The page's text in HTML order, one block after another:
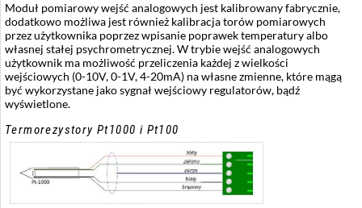
Moduł pomiarowy wejść analogowych jest kalibrowany fabrycznie,
dodatkowo możliwa jest również kalibracja torów pomiarowych
przez użytkownika poprzez wpisanie poprawek temperatury albo
własnej stałej psychrometrycznej. W trybie wejść analogowych
użytkownik ma możliwość przeliczenia każdej z wielkości
wejściowych (0-10V, 0-1V, 4-20mA) na własne zmienne, które mągą
być wykorzystane jako sygnał wejściowy regulatorów, bądź
wyświetlone.
Termorezystory Pt1000 i Pt100